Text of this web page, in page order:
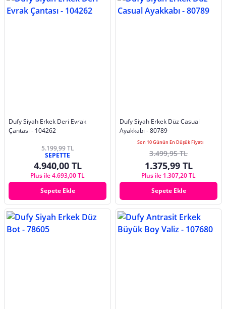
Dufy Siyah Erkek Deri Evrak
Çantası - 104262
5.199,99 TL
SEPETTE
4.940,00 TL
Plus ile 4.693,00 TL
Sepete Ekle
Dufy Siyah Erkek Düz Casual
Ayakkabı - 80789
Son 10 Günün En Düşük Fiyatı
3.499,95 TL
1.375,99 TL
Plus ile 1.307,20 TL
Sepete Ekle